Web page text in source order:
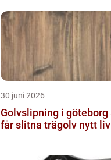
30 juni 2026
Golvslipning i göteborg så
får slitna trägolv nytt liv